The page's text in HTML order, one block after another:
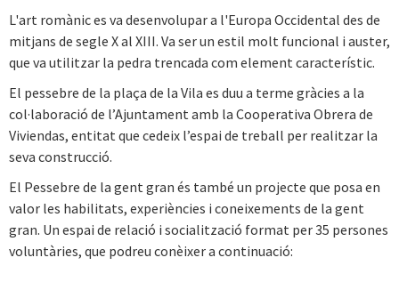
L'art romànic es va desenvolupar a l'Europa Occidental des de
mitjans de segle X al XIII. Va ser un estil molt funcional i auster,
que va utilitzar la pedra trencada com element característic.
El pessebre de la plaça de la Vila es duu a terme gràcies a la
col·laboració de l’Ajuntament amb la Cooperativa Obrera de
Viviendas, entitat que cedeix l’espai de treball per realitzar la
seva construcció.
El Pessebre de la gent gran és també un projecte que posa en
valor les habilitats, experiències i coneixements de la gent
gran. Un espai de relació i socialització format per 35 persones
voluntàries, que podreu conèixer a continuació: